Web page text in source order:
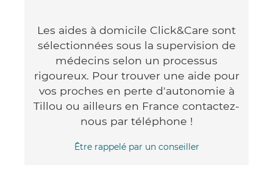
Les aides à domicile Click&Care sont
sélectionnées sous la supervision de
médecins selon un processus
rigoureux. Pour trouver une aide pour
vos proches en perte d'autonomie à
Tillou ou ailleurs en France contactez-
nous par téléphone !
Être rappelé par un conseiller